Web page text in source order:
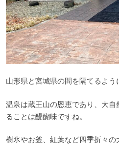
山形県と宮城県の間を隔てるよう
温泉は蔵王山の恩恵であり、大自
ることは醍醐味ですね。
樹氷やお釜、紅葉など四季折々